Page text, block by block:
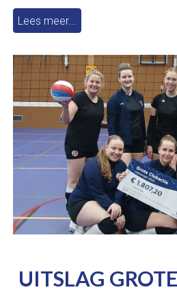
Lees meer...
UITSLAG GROTE